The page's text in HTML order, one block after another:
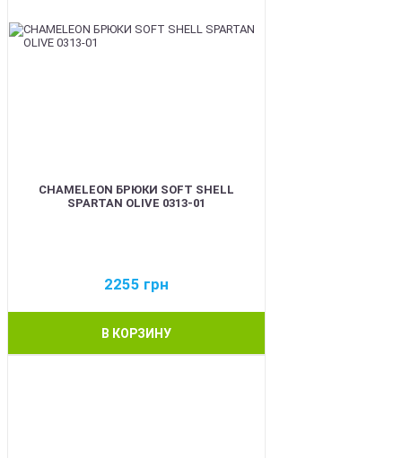
CHAMELEON БРЮКИ SOFT SHELL
SPARTAN OLIVE 0313-01
2255 грн
В КОРЗИНУ